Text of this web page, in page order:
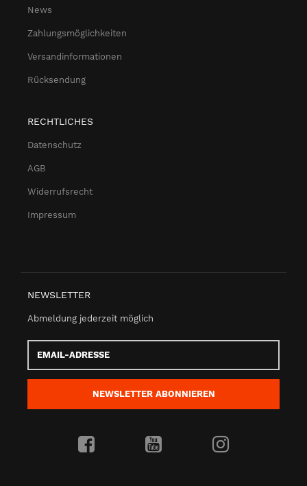
News
Zahlungsmöglichkeiten
Versandinformationen
Rücksendung
RECHTLICHES
Datenschutz
AGB
Widerrufsrecht
Impressum
NEWSLETTER
Abmeldung jederzeit möglich
Adresse
NEWSLETTER ABONNIEREN